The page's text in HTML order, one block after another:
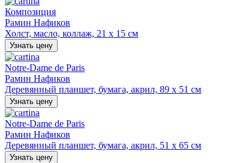
Композиция
Рамин Нафиков
Холст, масло, коллаж, 21 х 15 см
Узнать цену
Notre-Dame de Paris
Рамин Нафиков
Деревянный планшет, бумага, акрил, 89 х 51 см
Узнать цену
Notre-Dame de Paris
Рамин Нафиков
Деревянный планшет, бумага, акрил, 51 х 65 см
Узнать цену